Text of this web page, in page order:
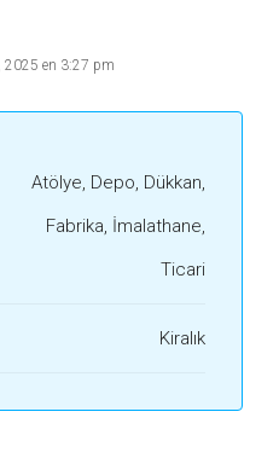
2025 en 3:27 pm
Atölye, Depo, Dükkan,
Fabrika, İmalathane,
Ticari
Kiralık